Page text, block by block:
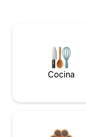
Cocina